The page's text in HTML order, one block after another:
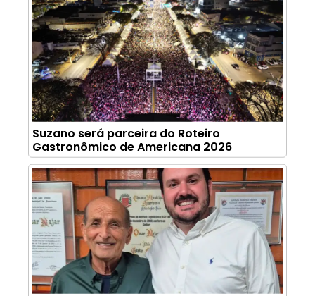
Suzano será parceira do Roteiro
Gastronômico de Americana 2026